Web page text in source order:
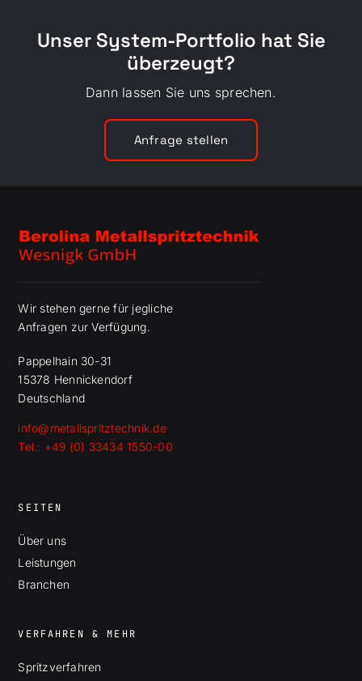
Unser System-Portfolio hat Sie
überzeugt?
Dann lassen Sie uns sprechen.
Anfrage stellen
Wir stehen gerne für jegliche
Anfragen zur Verfügung.
Pappelhain 30-31
15378 Hennickendorf
Deutschland
info@metallspritztechnik.de
Tel.: +49 (0) 33434 1550-00
SEITEN
Über uns
Leistungen
Branchen
VERFAHREN & MEHR
Spritzverfahren